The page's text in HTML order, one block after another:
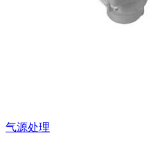
气源处理